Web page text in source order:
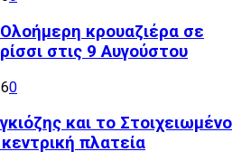
κρουαζιέρα σε
στις 9 Αυγούστου
0
και το Στοιχειωμένο
πλατεία